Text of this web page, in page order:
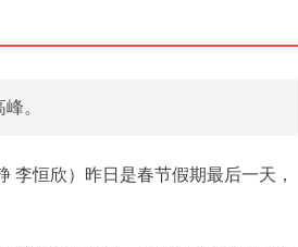
。
李恒欣）昨日是春节假期最后一天，